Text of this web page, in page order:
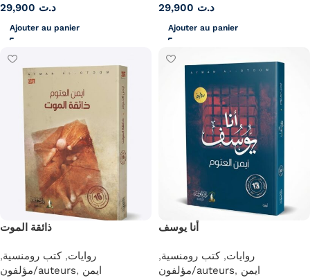
د.ت
Ajouter au panier
د.ت
Ajouter au panier
ذائقة الموت
روايات, كتب رومنسية,
مؤلفون/auteurs, ايمن
أنا يوسف
روايات, كتب رومنسية,
مؤلفون/auteurs, ايمن